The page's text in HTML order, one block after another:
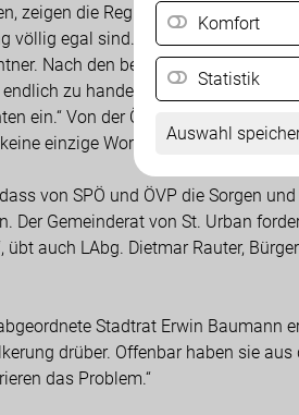
Komfort
Statistik
Auswahl
zeigen die Regierungsparteien SPÖ
völlig egal sind. Einzig wir
Nach den beinahe
zu handeln. Wir setzen uns
ein.“ Von der ÖVP, die den Bürgern
einzige Wortmeldung gegeben.
von SPÖ und ÖVP die Sorgen
Der Gemeinderat von St. Urban
übt auch LAbg. Dietmar Rauter,
Stadtrat Erwin Baumann
drüber. Offenbar haben sie
das Problem.“